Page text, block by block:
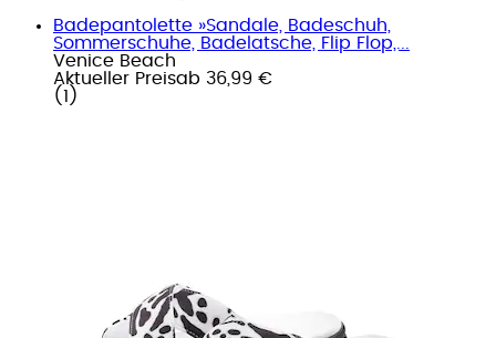
Badepantolette »Sandale, Badeschuh,
Sommerschuhe, Badelatsche, Flip Flop,...
Venice Beach
Aktueller Preisab 36,99 €
( 1 )